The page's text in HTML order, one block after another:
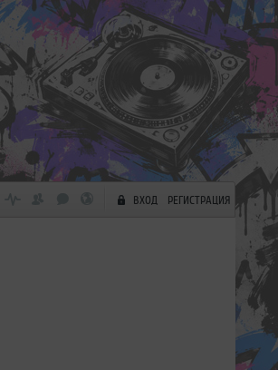
ВХОД РЕГИСТРАЦИЯ